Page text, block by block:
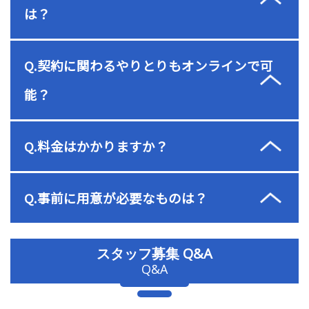
は？
Q.契約に関わるやりとりもオンラインで可
能？
Q.料金はかかりますか？
Q.事前に用意が必要なものは？
スタッフ募集 Q&A
Q&A